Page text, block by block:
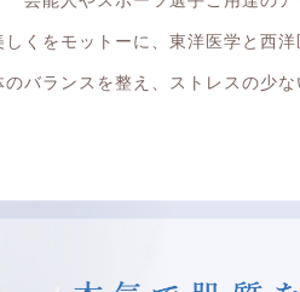
しくをモットーに、東洋医学と西
のバランスを整え、ストレスの少